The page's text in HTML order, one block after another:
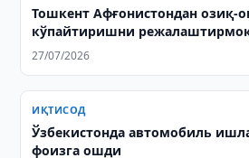
Тошкент Афғонистондан озиқ-
кўпайтиришни
27/07/2026
ИҚТИСОД
Ўзбекистонда автомобиль
фоизга ошди